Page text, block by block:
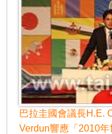
巴拉圭國會議長H.E.
Verdun響應「2010